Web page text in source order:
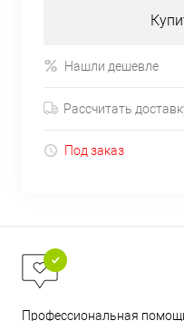
Нашли дешевле
Рассчитать
Под заказ
Профессиональная